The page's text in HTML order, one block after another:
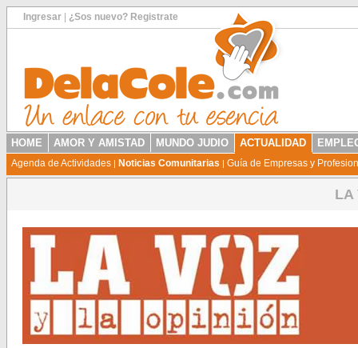
Ingresar ¿Sos nuevo? Registrate
HOME AMOR Y AMISTAD MUNDO JUDIO ACTUALIDAD
Agenda de Actividades | Noticias Comunitarias | Guía de Empresas y
LA